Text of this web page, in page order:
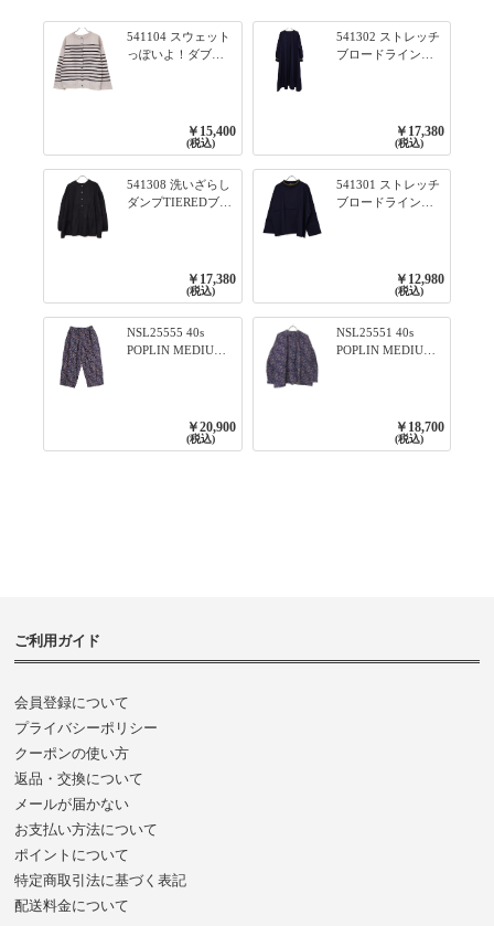
541104 スウェット
っぽいよ！ダブル
プルオーバー 101オ
フベージュ×ネイビ
￥15,400
(税込)
541302 ストレッチ
ブロードライン入
ワンピース 79ネイ
￥17,380
(税込)
541308 洗いざらし
ダンプTIEREDブシ
￥17,380
(税込)
541301 ストレッチ
ブロードライン入
リブプルオーバー
79ネイビー
￥12,980
(税込)
NSL25555 40s
POPLIN MEDIUM
￥20,900
(税込)
NSL25551 40s
POPLIN MEDIUM
3800NAVY BASE
￥18,700
(税込)
ご利用ガイド
会員登録について
プライバシーポリシー
クーポンの使い方
返品・交換について
メールが届かない
お支払い方法について
ポイントについて
特定商取引法に基づく表記
配送料金について